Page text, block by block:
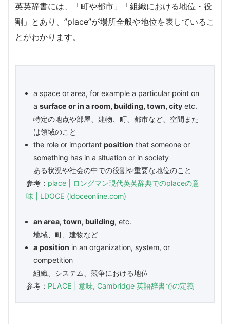
英英辞書には、「町や都市」「組織における地位・役
割」とあり、”place”が場所全般や地位を表しているこ
とがわかります。
a space or area, for example a particular point on
asurface or in a room, building, town, city etc.
特定の地点や部屋、建物、町、都市など、空間また
は領域のこと
the role or importantposition that someone or
something has in a situation or in society
ある状況や社会の中での役割や重要な地位のこと
参考： place | ロングマン現代英英辞典でのplaceの意
味 | LDOCE (ldoceonline.com)
an area, town, building, etc.
地域、町、建物など
a position in an organization, system, or
competition
組織、システム、競争における地位
参考： PLACE | 意味, Cambridge 英語辞書での定義